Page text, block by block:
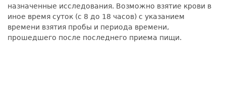
назначенные исследования. Возможно взятие крови в
иное время суток (с 8 до 18 часов) с указанием
времени взятия пробы и периода времени,
прошедшего после последнего приема пищи.